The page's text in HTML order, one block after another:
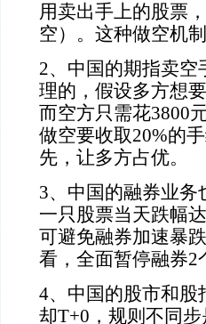
用卖出手上的股票
空）。这种做空机
2、中国的期指卖空
理的，假设多方想
而空方只需花3800
做空要收取20%的
先，让多方占优。
3、中国的融券业务
一只股票当天跌幅
可避免融券加速暴
看，全面暂停融券2
4、中国的股市和股
却T+0 ，规则不同